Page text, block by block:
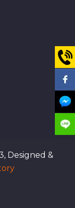
Designed &